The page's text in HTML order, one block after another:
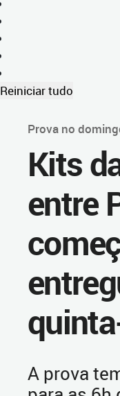
Reiniciar tudo
Prova no
Kits
entre
A prova